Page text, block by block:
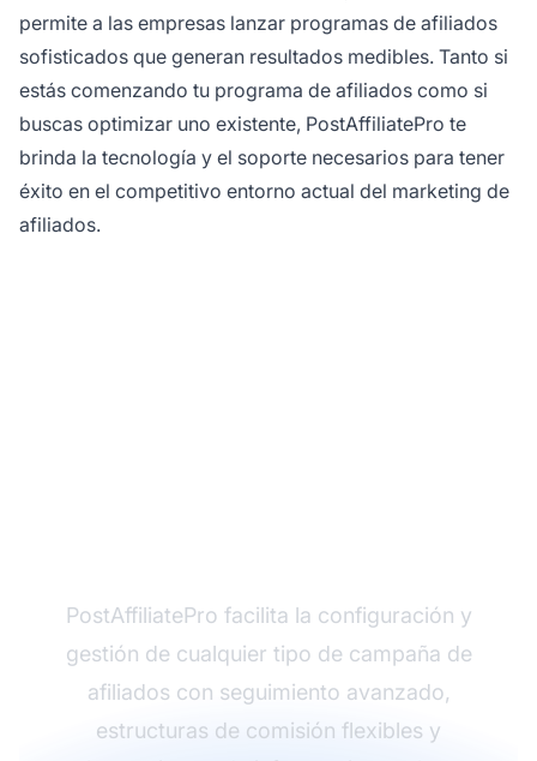
permite a las empresas lanzar programas de afiliados
sofisticados que generan resultados medibles. Tanto si
estás comenzando tu programa de afiliados como si
buscas optimizar uno existente, PostAffiliatePro te
brinda la tecnología y el soporte necesarios para tener
éxito en el competitivo entorno actual del marketing de
afiliados.
PostAffiliatePro facilita la configuración y
gestión de cualquier tipo de campaña de
afiliados con seguimiento avanzado,
estructuras de comisión flexibles y